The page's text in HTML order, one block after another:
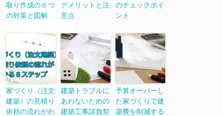
取り作成の６つ
の対策と図解
デメリットと注
意点
のチェックポイ
ント
家づくり（注文
建築）の見積り
依頼の流れがわ
建築トラブルに
あわないための
建築工事請負契
予算オーバーし
た家づくりで建
築費を削減する